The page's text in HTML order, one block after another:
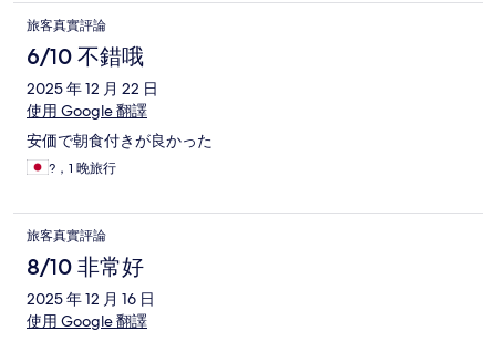
旅客真實評論
6/10 不錯哦
2025 年 12 月 22 日
使用 Google 翻譯
安価で朝食付きが良かった
?，1 晚旅行
旅客真實評論
8/10 非常好
2025 年 12 月 16 日
使用 Google 翻譯